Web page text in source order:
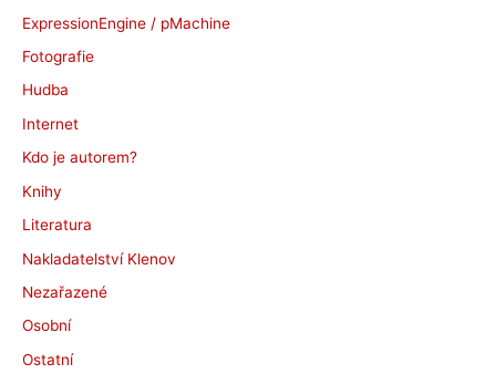
ExpressionEngine / pMachine
Fotografie
Hudba
Internet
Kdo je autorem?
Knihy
Literatura
Nakladatelství Klenov
Nezařazené
Osobní
Ostatní